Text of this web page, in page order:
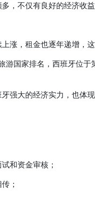
，不仅有良好的经济收
，租金也逐年递增，
国家排名，西班牙位于
大的经济实力，也体
和资金审核；
；